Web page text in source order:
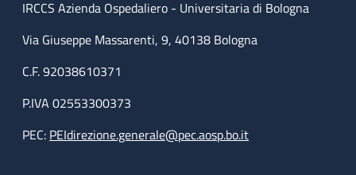
IRCCS Azienda Ospedaliero - Universitaria di Bologna
Via Giuseppe Massarenti, 9, 40138 Bologna
C.F. 92038610371
P.IVA 02553300373
PEC: PEIdirezione.generale@pec.aosp.bo.it